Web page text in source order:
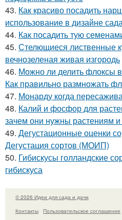
43. Как красиво посадить
использование в дизайне
44. Как посадить тую
45. Стелющиеся лиственные
вечнозеленая живая изгородь
46. Можно ли делить флоксы
Как правильно размножать
47. Монарду когда
48. Калий и фосфор для
зачем они нужны растениям и
49. Дегустационные оценки
Дегустация сортов (МОИП)
50. Гибискусы голландские
гибискуса
© 2026 Идеи для сада и дачи
Контакты
Пользовательское соглашение